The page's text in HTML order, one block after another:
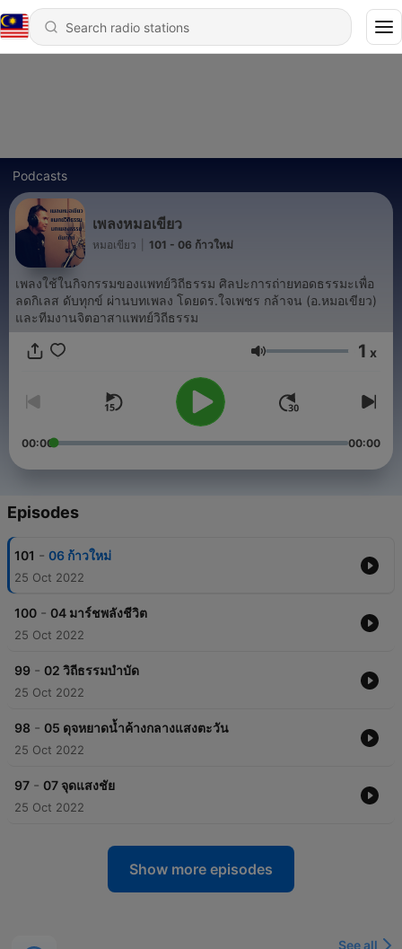
Podcasts
เพลงหมอเขียว
หมอเขียว 101 - 06 ก้าวใหม่
เพลงใช้ในกิจกรรมของแพทย์วิถีธรรม ศิลปะการถ่ายทอดธรรมะเพื่อ
ลดกิเลส ดับทุกข์ ผ่านบทเพลง โดยดร.ใจเพชร กล้าจน (อ.หมอเขียว)
และทีมงานจิตอาสาแพทย์วิถีธรรม
Volume 1 x
00:00 00:00
Episodes
101 - 06 ก้าวใหม่
25 Oct 2022
100 - 04 มาร์ชพลังชีวิต
25 Oct 2022
99 - 02 วิถีธรรมบำบัด
25 Oct 2022
98 - 05 ดุจหยาดน้ำค้างกลางแสงตะวัน
25 Oct 2022
97 - 07 จุดแสงชัย
25 Oct 2022
Show more episodes
See all